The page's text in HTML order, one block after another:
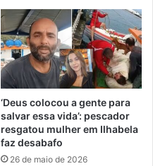
‘Deus colocou a gente para
salvar essa vida’: pescador
resgatou mulher em Ilhabela
faz desabafo
26 de maio de 2026